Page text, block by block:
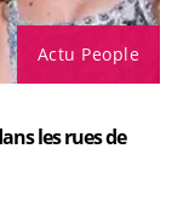
Actu People
les rues de